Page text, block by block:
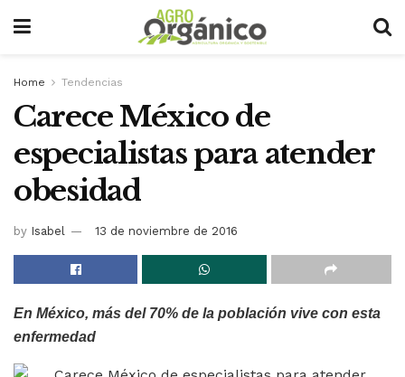
Home Tendencias
Carece México de
especialistas para atender
obesidad
by Isabel 13 de noviembre de 2016
En México, más del 70% de la población vive con esta
enfermedad